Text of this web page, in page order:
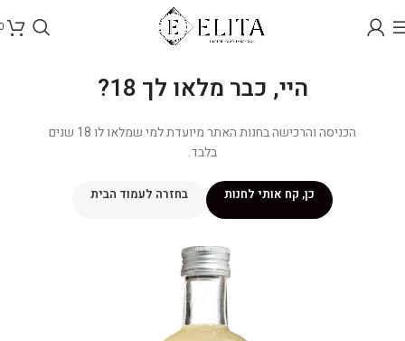
היי, כבר מלאו לך 18?
הכניסה והרכישה בחנות האתר מיועדת למי שמלאו לו 18 שנים
בלבד.
כן, קח אותי לחנות בחזרה לעמוד הבית